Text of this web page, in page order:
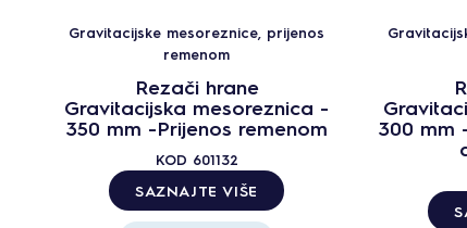
Gravitacijske mesoreznice, prijenos
remenom
Rezači hrane
Gravitacijska mesoreznica -
350 mm -Prijenos remenom
KOD 601132
SAZNAJTE VIŠE
300 mm